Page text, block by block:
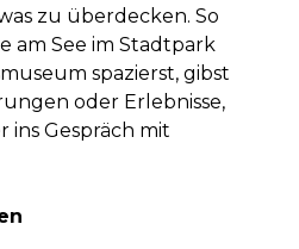
zu überdecken. So
am See im Stadtpark
spazierst, gibst
oder Erlebnisse,
ins Gespräch mit